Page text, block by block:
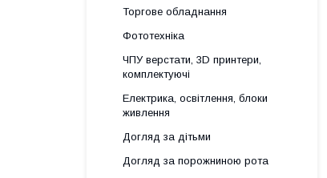
Торгове обладнання
Фототехніка
ЧПУ верстати, 3D принтери,
комплектуючі
Електрика, освітлення, блоки
живлення
Догляд за дітьми
Догляд за порожниною рота